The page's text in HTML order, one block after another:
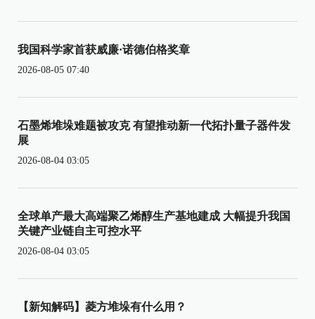
我国科学家首获威廉·诺德伯格奖章
2026-08-05 07:40
石墨烯堆垛难题被攻克 有望推动新一代拓扑量子器件发
展
2026-08-04 03:05
全球单产最大高端聚乙烯醇生产基地建成 大幅提升我国
关键产业链自主可控水平
2026-08-04 03:05
【新知解码】菱方堆垛有什么用？